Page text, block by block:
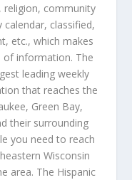
religion, community
classified,
etc., which makes
of information. The
leading weekly
that reaches the
Green Bay,
their surrounding
you need to reach
Wisconsin
area. The Hispanic